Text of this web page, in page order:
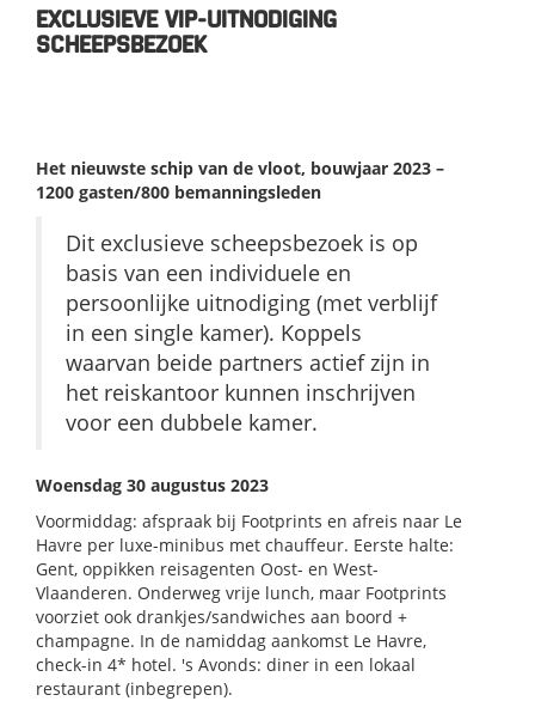
EXCLUSIEVE VIP-UITNODIGING
SCHEEPSBEZOEK
Het nieuwste schip van de vloot, bouwjaar 2023 –
1200 gasten/800 bemanningsleden
Dit exclusieve scheepsbezoek is op
basis van een individuele en
persoonlijke uitnodiging (met verblijf
in een single kamer). Koppels
waarvan beide partners actief zijn in
het reiskantoor kunnen inschrijven
voor een dubbele kamer.
Woensdag 30 augustus 2023
Voormiddag: afspraak bij Footprints en afreis naar Le
Havre per luxe-minibus met chauffeur. Eerste halte:
Gent, oppikken reisagenten Oost- en West-
Vlaanderen. Onderweg vrije lunch, maar Footprints
voorziet ook drankjes/sandwiches aan boord +
champagne. In de namiddag aankomst Le Havre,
check-in 4* hotel. 's Avonds: diner in een lokaal
restaurant (inbegrepen).